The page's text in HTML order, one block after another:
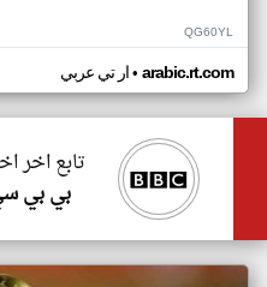
QG60YL
ار تي عربي• arabic.rt.com
تابع اخر
بي بي